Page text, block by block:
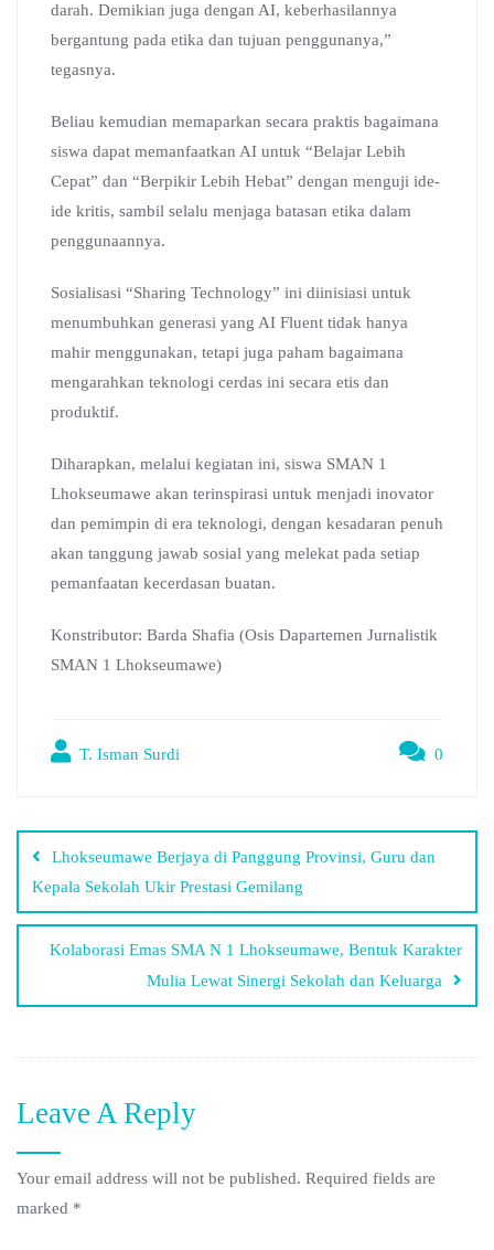
darah. Demikian juga dengan AI, keberhasilannya
bergantung pada etika dan tujuan penggunanya,”
tegasnya.
Beliau kemudian memaparkan secara praktis bagaimana
siswa dapat memanfaatkan AI untuk “Belajar Lebih
Cepat” dan “Berpikir Lebih Hebat” dengan menguji ide-
ide kritis, sambil selalu menjaga batasan etika dalam
penggunaannya.
Sosialisasi “Sharing Technology” ini diinisiasi untuk
menumbuhkan generasi yang AI Fluent tidak hanya
mahir menggunakan, tetapi juga paham bagaimana
mengarahkan teknologi cerdas ini secara etis dan
produktif.
Diharapkan, melalui kegiatan ini, siswa SMAN 1
Lhokseumawe akan terinspirasi untuk menjadi inovator
dan pemimpin di era teknologi, dengan kesadaran penuh
akan tanggung jawab sosial yang melekat pada setiap
pemanfaatan kecerdasan buatan.
Konstributor: Barda Shafia (Osis Dapartemen Jurnalistik
SMAN 1 Lhokseumawe)
T. Isman Surdi 0
Lhokseumawe Berjaya di Panggung Provinsi, Guru dan
Kepala Sekolah Ukir Prestasi Gemilang
Kolaborasi Emas SMA N 1 Lhokseumawe, Bentuk Karakter
Mulia Lewat Sinergi Sekolah dan Keluarga
Leave A Reply
Your email address will not be published. Required fields are
marked *